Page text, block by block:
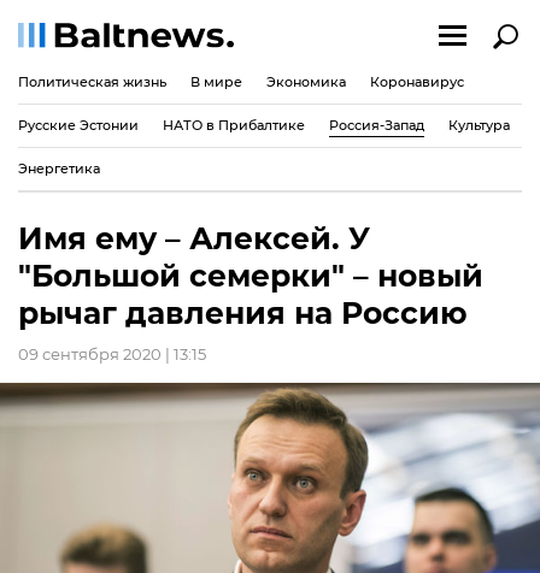
Политическая жизнь В мире Экономика Коронавирус
Русские Эстонии НАТО в Прибалтике Россия-Запад Культура
Энергетика
Имя ему – Алексей. У
"Большой семерки" – новый
рычаг давления на Россию
09 сентября 2020 | 13:15